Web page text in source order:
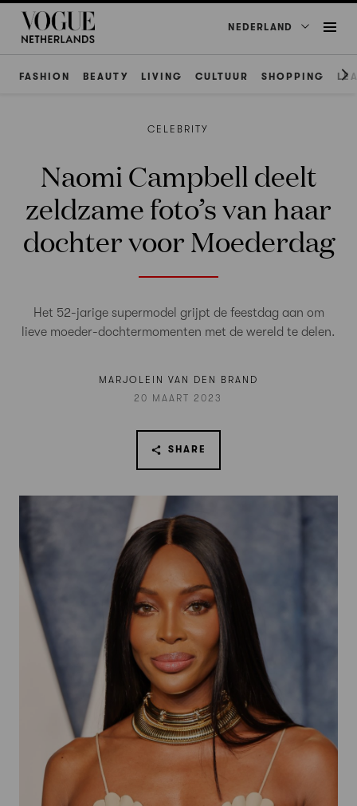
NEDERLAND
FASHION BEAUTY LIVING CULTUUR SHOPPING
CELEBRITY
Naomi Campbell deelt
zeldzame foto’s van haar
dochter voor Moederdag
Het 52-jarige supermodel grijpt de feestdag aan om
lieve moeder-dochtermomenten met de wereld te delen.
MARJOLEIN VAN DEN BRAND
20 MAART 2023
SHARE